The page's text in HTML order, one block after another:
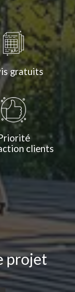
gratuits
clients
projet